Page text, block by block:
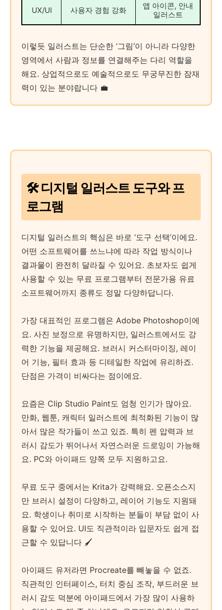
UX/UI 사용자 경험 강화
앱 아이콘, 안내
일러스트
이렇듯 일러스트는 단순한 ‘그림’이 아니라 다양한
영역에서 사람과 정보를 연결해주는 다리 역할을
해요. 상업적으로도 예술적으로도 무궁무진한 잠재
력이 있는 분야랍니다 💼
🛠️ 디지털 일러스트 도구와 프
로그램
디지털 일러스트의 핵심은 바로 ‘도구 선택’이에요.
어떤 소프트웨어를 쓰느냐에 따라 작업 방식이나
결과물이 완전히 달라질 수 있어요. 초보자도 쉽게
사용할 수 있는 무료 프로그램부터 전문가용 유료
소프트웨어까지 종류도 정말 다양하답니다.
가장 대표적인 프로그램은 Adobe Photoshop이에
요. 사진 보정으로 유명하지만, 일러스트에서도 강
력한 기능을 제공해요. 브러시 커스터마이징, 레이
어 기능, 필터 효과 등 디테일한 작업에 유리하죠.
단점은 가격이 비싸다는 점이에요.
요즘은 Clip Studio Paint도 엄청 인기가 많아요.
만화, 웹툰, 캐릭터 일러스트에 최적화된 기능이 많
아서 많은 작가들이 쓰고 있죠. 특히 펜 압력과 브
러시 감도가 뛰어나서 자연스러운 드로잉이 가능해
요. PC와 아이패드 양쪽 모두 지원하고요.
무료 도구 중에서는 Krita가 강력해요. 오픈소스지
만 브러시 설정이 다양하고, 레이어 기능도 지원돼
요. 학생이나 취미로 시작하는 분들이 부담 없이 사
용할 수 있어요. UI도 직관적이라 입문자도 쉽게 접
근할 수 있답니다 🖌️
아이패드 유저라면 Procreate를 빼놓을 수 없죠.
직관적인 인터페이스, 터치 중심 조작, 부드러운 브
러시 감도 덕분에 아이패드에서 가장 많이 사용하